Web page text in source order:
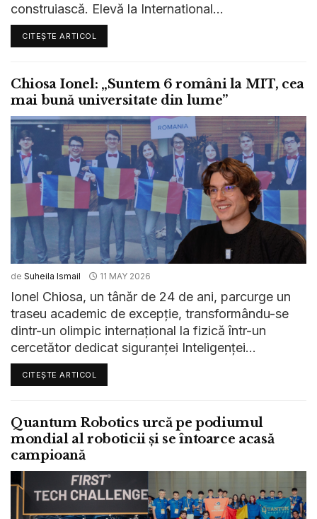
construiască. Elevă la International...
CITEȘTE ARTICOL
Chiosa Ionel: „Suntem 6 români la MIT, cea
mai bună universitate din lume”
de Suheila Ismail 11 MAY 2026
Ionel Chiosa, un tânăr de 24 de ani, parcurge un
traseu academic de excepție, transformându-se
dintr-un olimpic internațional la fizică într-un
cercetător dedicat siguranței Inteligenței...
CITEȘTE ARTICOL
Quantum Robotics urcă pe podiumul
mondial al roboticii și se întoarce acasă
campioană